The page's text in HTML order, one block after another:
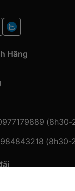
Hãng
(8h30-
(8h30-
tin ưu đãi sớm